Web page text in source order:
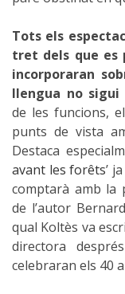
Tots els
tret dels que es
incorporaran
llengua no sigui
de les funcions,
punts de vista
Destaca
avant les forêts’
comptarà amb la
de l’autor
qual Koltès va
directora
celebraran els 40